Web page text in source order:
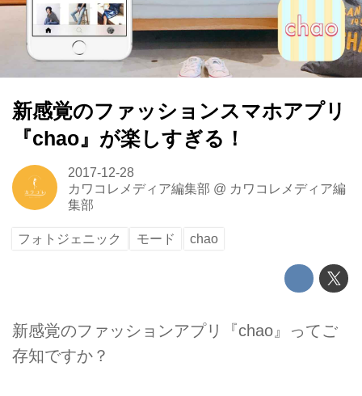
新感覚のファッションスマホアプリ
『chao』が楽しすぎる！
2017-12-28
カワコレメディア編集部 @ カワコレメディア編
集部
フォトジェニック モード chao
新感覚のファッションアプリ『chao』ってご
存知ですか？